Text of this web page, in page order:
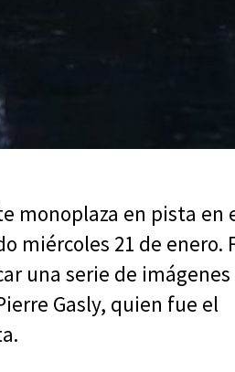
monoplaza en pista en
miércoles 21 de enero.
una serie de imágenes
Gasly, quien fue el